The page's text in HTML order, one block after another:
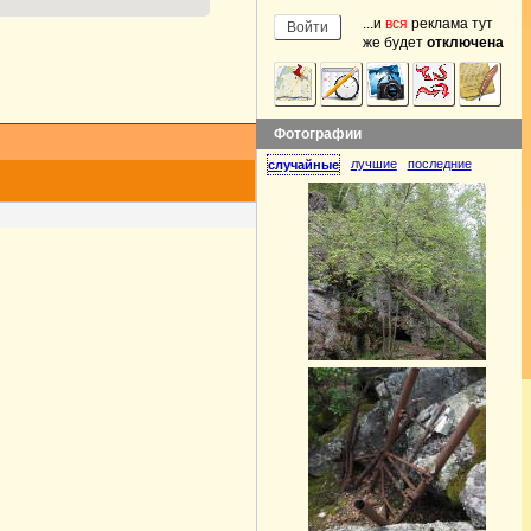
...и вся реклама тут
же будет отключена
Фотографии
случайные лучшие последние